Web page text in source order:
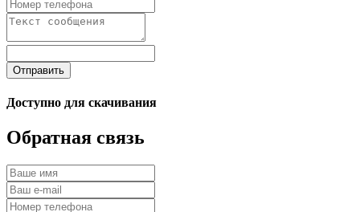
Отправить
Доступно для скачивания
Обратная связь